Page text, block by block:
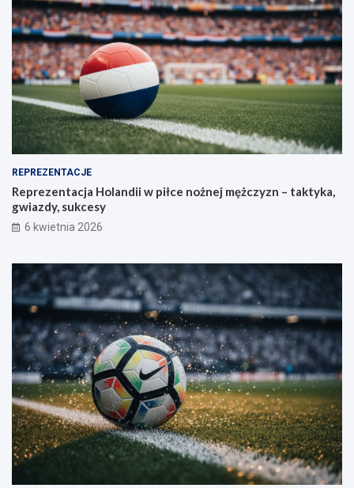
REPREZENTACJE
Reprezentacja Holandii w piłce nożnej mężczyzn – taktyka,
gwiazdy, sukcesy
6 kwietnia 2026